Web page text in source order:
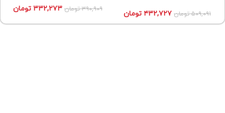
۵۰۹,۰۹۱ تومان ۴۳۲,۷۲۷ تومان
۳۹۰,۹۰۹ تومان ۳۳۲,۲۷۳ تومان